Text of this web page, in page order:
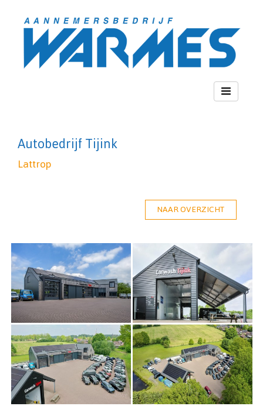
Toggle
navigation
Autobedrijf Tijink
Lattrop
NAAR OVERZICHT